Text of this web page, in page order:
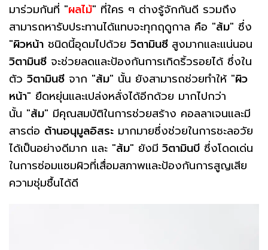
มาร่วมกันที่ "ผลไม้" ที่ใคร ๆ ต่างรู้จักกันดี รวมถึง
สามารถหารับประทานได้แทบจะทุกฤดูกาล คือ "ส้ม" ซึ่ง
"ผิวหน้า ชนิดนี้อุดมไปด้วย วิตามินซี สูงมากและแน่นอน
วิตามินซี จะช่วยลดและป้องกันการเกิดริ้วรอยได้ ซึ่งใน
ตัว วิตามินซี จาก "ส้ม" นั้น ยังสามารถช่วยทำให้ "ผิว
หน้า" ยืดหยุ่นและเปล่งหลั่งได้อีกด้วย มากไปกว่า
นั้น "ส้ม" มีคุณสมบัติในการช่วยสร้าง คอลลาเจนและมี
สารต่อ ต้านอนุมูลอิสระ มากมายซึ่งช่วยในการชะลอวัย
ได้เป็นอย่างดีมาก และ "ส้ม" ยังมี วิตามินบี ซึ่งโดดเด่น
ในการซ่อมแซมผิวที่เสื่อมสภาพและป้องกันการสูญเสีย
ความชุ่มชื้นได้ดี